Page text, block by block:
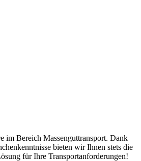
im Bereich Massenguttransport. Dank
bieten wir Ihnen stets die
für Ihre Transportanforderungen!